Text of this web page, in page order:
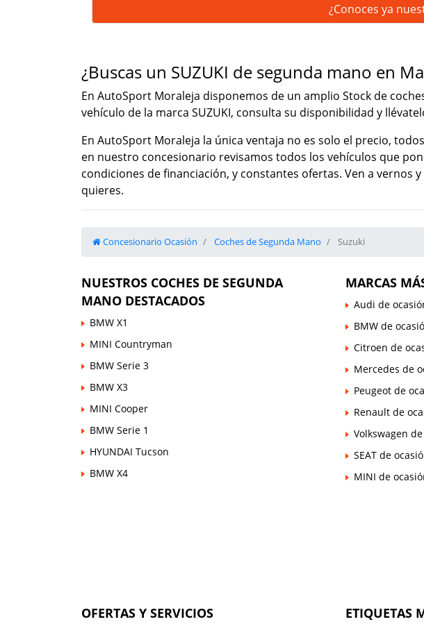
¿Conoces ya
¿Buscas un SUZUKI de segunda mano en
En AutoSport Moraleja disponemos de un amplio Stock de
vehículo de la marca SUZUKI, consulta su disponibilidad y
En AutoSport Moraleja la única ventaja no es solo el precio,
en nuestro concesionario revisamos todos los vehículos que
condiciones de financiación, y constantes ofertas. Ven a vernos
quieres.
Concesionario Ocasión Coches de Segunda Mano Suzuki
NUESTROS COCHES DE SEGUNDA
MANO DESTACADOS
BMW X1
MINI Countryman
BMW Serie 3
BMW X3
MINI Cooper
BMW Serie 1
HYUNDAI Tucson
BMW X4
MARCAS
Audi de
BMW de
Citroen de
Mercedes de
Peugeot de
Renault de
Volkswagen
SEAT de
MINI de
OFERTAS Y SERVICIOS
ETIQUETAS